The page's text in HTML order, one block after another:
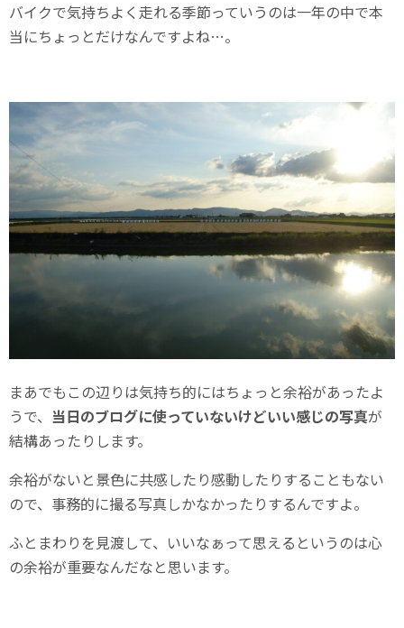
バイクで気持ちよく走れる季節っていうのは一年の中で本
当にちょっとだけなんですよね…。
まあでもこの辺りは気持ち的にはちょっと余裕があったよ
うで、 当日のブログに使っていないけどいい感じの写真が
結構あったりします。
余裕がないと景色に共感したり感動したりすることもない
ので、事務的に撮る写真しかなかったりするんですよ。
ふとまわりを見渡して、いいなぁって思えるというのは心
の余裕が重要なんだなと思います。